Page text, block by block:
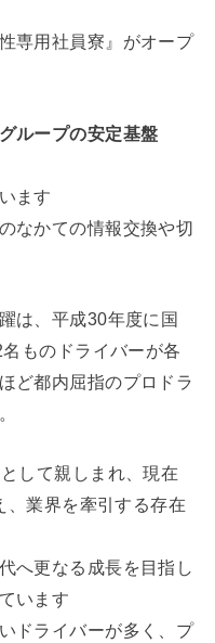
専用社員寮』がオープ
ループの安定基盤
ます
なかての情報交換や切
は、平成30年度に国
ものドライバーが各
ど都内屈指のプロドラ
して親しまれ、現在
、業界を牽引する存在
へ更なる成長を目指し
います
ドライバーが多く、プ